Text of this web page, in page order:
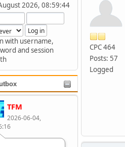
2026, 08:59:44
with username,
and session
TFM
2026-06-04,
CPC 464
Posts: 57
Logged